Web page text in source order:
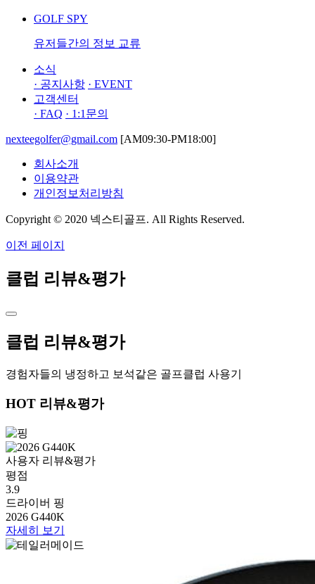
GOLF SPY
유저들간의 정보 교류
소식
· 공지사항 · EVENT
고객센터
· FAQ · 1:1문의
nexteegolfer@gmail.com [AM09:30-PM18:00]
회사소개
이용약관
개인정보처리방침
Copyright © 2020 넥스티골프. All Rights Reserved.
이전 페이지
클럽 리뷰&평가
클럽 리뷰&평가
경험자들의 냉정하고 보석같은 골프클럽 사용기
HOT 리뷰&평가
사용자 리뷰&평가
평점
3.9
드라이버 핑
2026 G440K
자세히 보기